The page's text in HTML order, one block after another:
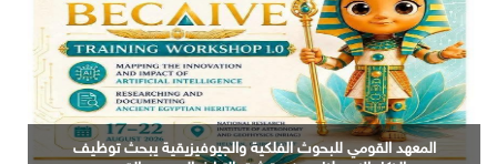
التعليم العالي: جامعة الدلتا التكنولوجية تحصد المركز الأول